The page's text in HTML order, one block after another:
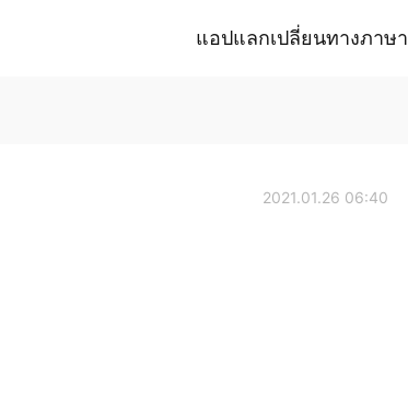
แอปแลกเปลี่ยนทางภาษา
2021.01.26 06:40